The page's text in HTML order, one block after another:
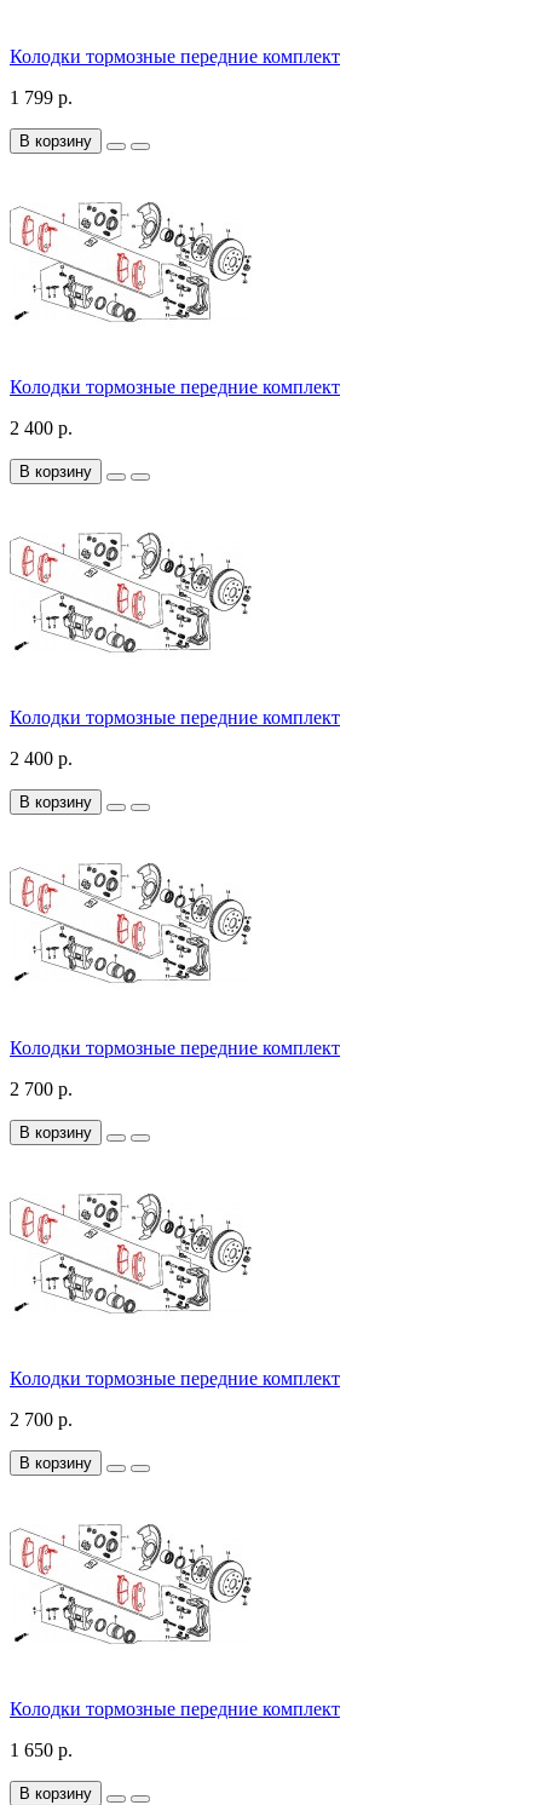
Колодки тормозные передние комплект
1 799 р.
В корзину
Колодки тормозные передние комплект
2 400 р.
В корзину
Колодки тормозные передние комплект
2 400 р.
В корзину
Колодки тормозные передние комплект
2 700 р.
В корзину
Колодки тормозные передние комплект
2 700 р.
В корзину
Колодки тормозные передние комплект
1 650 р.
В корзину